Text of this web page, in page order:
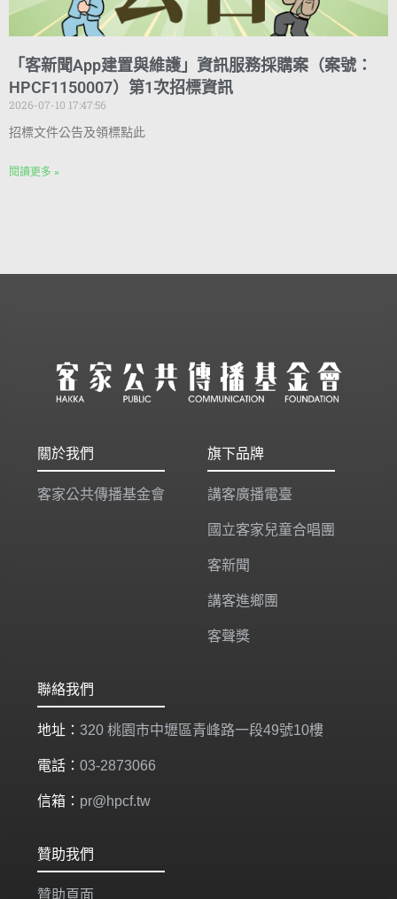
「客新聞App建置與維護」資訊服務採購案（案號：
HPCF1150007）第1次招標資訊
2026-07-10 17:47:56
招標文件公告及領標點此
閱讀更多 »
關於我們
客家公共傳播基金會
旗下品牌
講客廣播電臺
國立客家兒童合唱團
客新聞
講客進鄉團
客聲獎
聯絡我們
地址： 320 桃園市中壢區青峰路一段49號10樓
電話： 03-2873066
信箱： pr@hpcf.tw
贊助我們
贊助頁面